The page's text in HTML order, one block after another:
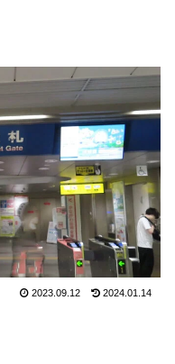
2023.09.12 2024.01.14